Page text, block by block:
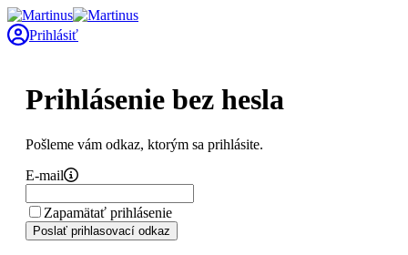
Prihlásiť
Prihlásenie bez hesla
Pošleme vám odkaz, ktorým sa prihlásite.
E-mail
Zapamätať prihlásenie
Poslať prihlasovací odkaz